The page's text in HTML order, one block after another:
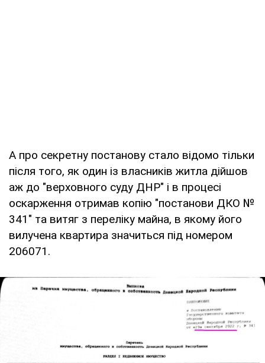
А про секретну постанову стало відомо тільки
після того, як один із власників житла дійшов
аж до "верховного суду ДНР" і в процесі
оскарження отримав копію "постанови ДКО №
341" та витяг з переліку майна, в якому його
вилучена квартира значиться під номером
206071.